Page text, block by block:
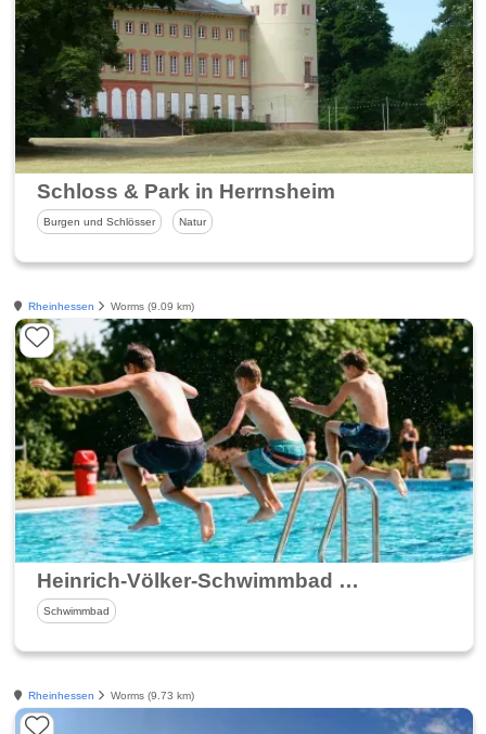
Schloss & Park in Herrnsheim
Burgen und Schlösser Natur
Rheinhessen Worms (9.09 km)
Heinrich-Völker-Schwimmbad in Worms
Schwimmbad
Rheinhessen Worms (9.73 km)